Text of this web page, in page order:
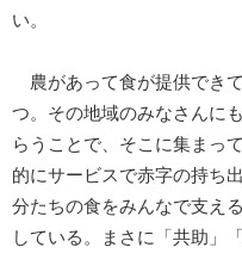
い。
農があって食が提供でき
つ。その地域のみなさんに
らうことで、そこに集まっ
的にサービスで赤字の持ち
分たちの食をみんなで支え
している。まさに「共助」